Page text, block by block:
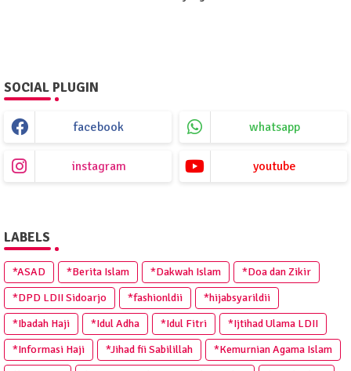
SOCIAL PLUGIN
facebook whatsapp
instagram youtube
LABELS
*ASAD *Berita Islam *Dakwah Islam
*Doa dan Zikir
*DPD LDII Sidoarjo
*fashionldii
*hijabsyarildii
*Ibadah Haji
*Idul Adha *Idul Fitri
*Ijtihad Ulama LDII
*Informasi Haji
*Jihad fii Sabilillah
*Kemurnian Agama Islam